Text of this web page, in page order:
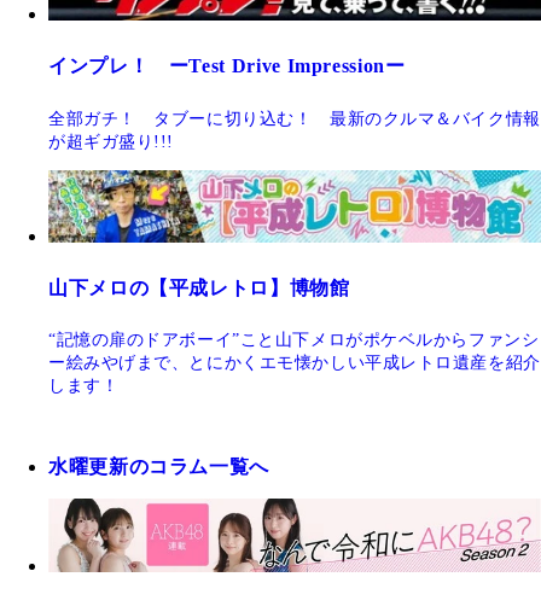
インプレ！ ーTest Drive Impressionー
全部ガチ！ タブーに切り込む！ 最新のクルマ＆バイク情報
が超ギガ盛り!!!
山下メロの【平成レトロ】博物館
“記憶の扉のドアボーイ”こと山下メロがポケベルからファンシ
ー絵みやげまで、とにかくエモ懐かしい平成レトロ遺産を紹介
します！
水曜更新のコラム一覧へ